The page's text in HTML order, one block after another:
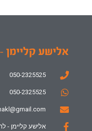
050-2325525
050-2325525
אלישע קליימן -